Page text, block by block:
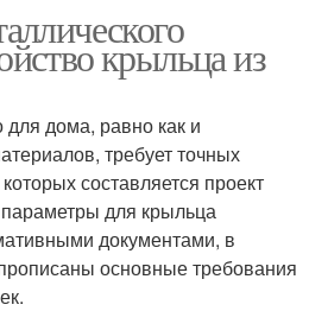
крыльца из
дома, равно как и
требует точных
составляется проект
для крыльца
документами, в
основные требования